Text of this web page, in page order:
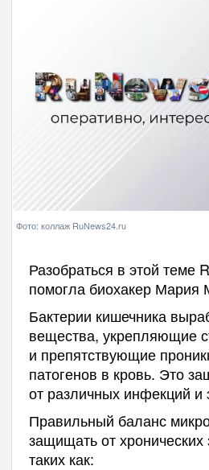
Фото: коллаж RuNews24.ru
Разобраться в этой теме
помогла биохакер Мария
Бактерии кишечника
вещества, укрепляющие
и препятствующие
патогенов в кровь. Это
от различных инфекций и
Правильный баланс
защищать от хронических
таких как: